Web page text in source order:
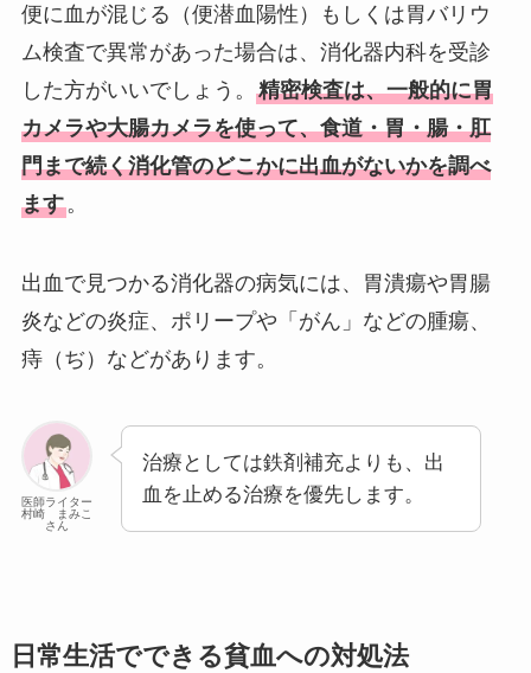
便に血が混じる（便潜血陽性）もしくは胃バリウ
ム検査で異常があった場合は、消化器内科を受診
した方がいいでしょう。 精密検査は、一般的に胃
カメラや大腸カメラを使って、食道・胃・腸・肛
門まで続く消化管のどこかに出血がないかを調べ
ます。
出血で見つかる消化器の病気には、胃潰瘍や胃腸
炎などの炎症、ポリープや「がん」などの腫瘍、
痔（ぢ）などがあります。
医師ライター
村崎 まみこ
さん
治療としては鉄剤補充よりも、出
血を止める治療を優先します。
日常生活でできる貧血への対処法